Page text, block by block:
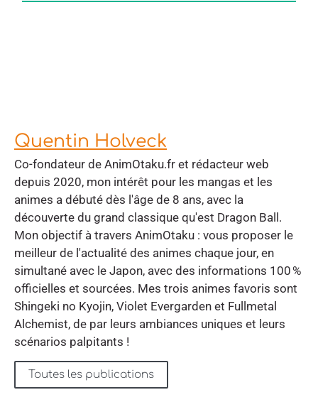
Quentin Holveck
Co-fondateur de AnimOtaku.fr et rédacteur web
depuis 2020, mon intérêt pour les mangas et les
animes a débuté dès l'âge de 8 ans, avec la
découverte du grand classique qu'est Dragon Ball.
Mon objectif à travers AnimOtaku : vous proposer le
meilleur de l'actualité des animes chaque jour, en
simultané avec le Japon, avec des informations 100 %
officielles et sourcées. Mes trois animes favoris sont
Shingeki no Kyojin, Violet Evergarden et Fullmetal
Alchemist, de par leurs ambiances uniques et leurs
scénarios palpitants !
Toutes les publications